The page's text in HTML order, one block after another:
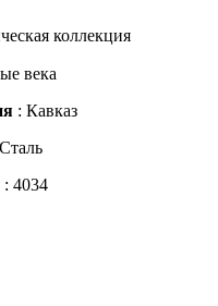
коллекция
века
: Кавказ
: 4034